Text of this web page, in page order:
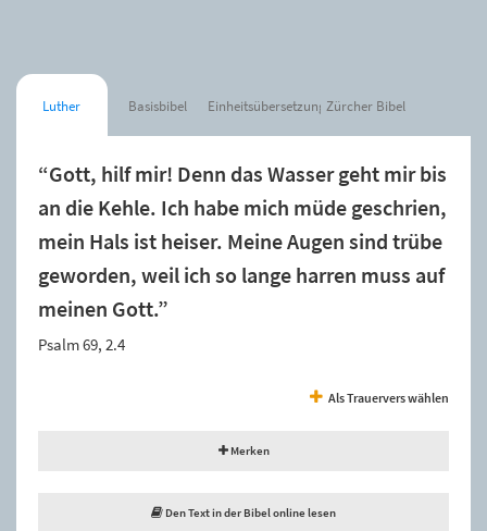
Luther Basisbibel Einheitsübersetzung Zürcher Bibel
“Gott, hilf mir! Denn das Wasser geht mir bis
an die Kehle. Ich habe mich müde geschrien,
mein Hals ist heiser. Meine Augen sind trübe
geworden, weil ich so lange harren muss auf
meinen Gott.”
Psalm 69, 2.4
Als Trauervers wählen
Merken
Den Text in der Bibel online lesen